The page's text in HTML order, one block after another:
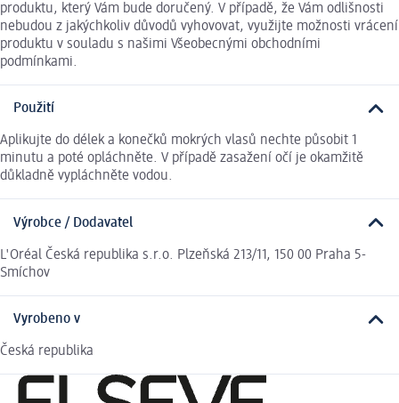
produktu, který Vám bude doručený. V případě, že Vám odlišnosti
nebudou z jakýchkoliv důvodů vyhovovat, využijte možnosti vrácení
produktu v souladu s našimi Všeobecnými obchodními
podmínkami.
Použití
Aplikujte do délek a konečků mokrých vlasů nechte působit 1
minutu a poté opláchněte. V případě zasažení očí je okamžitě
důkladně vypláchněte vodou.
Výrobce / Dodavatel
L'Oréal Česká republika s.r.o. Plzeňská 213/11, 150 00 Praha 5-
Smíchov
Vyrobeno v
Česká republika